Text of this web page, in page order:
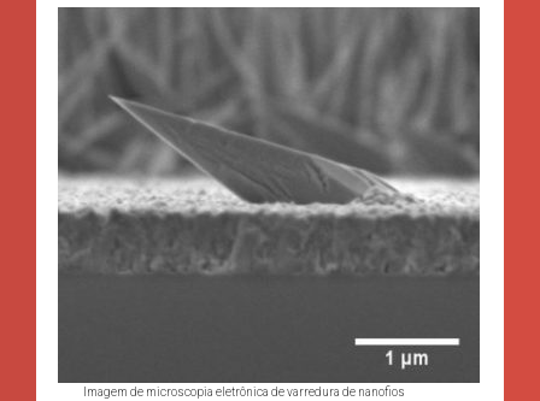
Imagem de microscopia eletrônica de varredura de nanofios